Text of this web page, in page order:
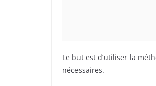
Le but est d’utiliser la
nécessaires.